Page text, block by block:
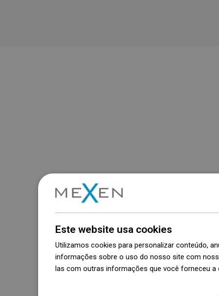
Este website usa cookies
Utilizamos cookies para personalizar conteúdo,
informações sobre o uso do nosso site com
las com outras informações que você forneceu